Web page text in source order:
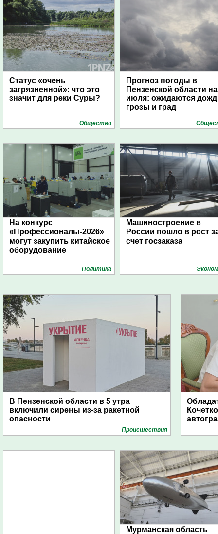
Статус «очень
загрязненной»: что это
значит для реки Суры?
Общество
Прогноз погоды в
Пензенской области
июля: ожидаются
грозы и град
На конкурс
«Профессионалы-2026»
могут закупить китайское
оборудование
Политика
Машиностроение в
России пошло в рост
счет госзаказа
В Пензенской области в 5 утра
включили сирены из-за ракетной
опасности
Проиcшествия
Мурманская область